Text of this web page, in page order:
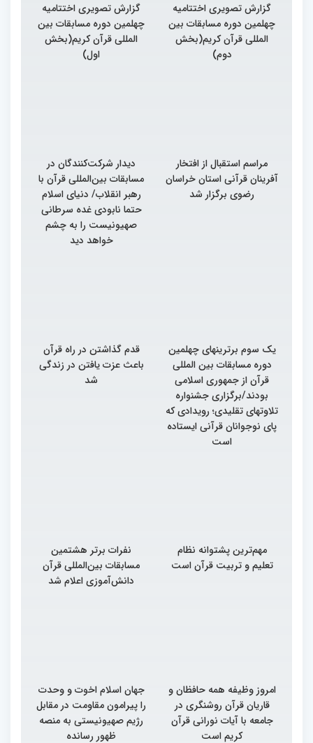
گزارش تصویری اختتامیه
چهلمین دوره مسابقات بین
المللی قرآن کریم(بخش
دوم)
گزارش تصویری اختتامیه
چهلمین دوره مسابقات بین
المللی قرآن کریم(بخش
اول)
مراسم استقبال از افتخار
آفرینان قرآنی استان خراسان
رضوی برگزار شد
دیدار شرکت‌کنندگان در
مسابقات بین‌المللی قرآن با
رهبر انقلاب/ دنیای اسلام
حتما نابودی غده سرطانی
صهیونیست را به چشم
خواهد دید
یک سوم برترینهای چهلمین
دوره مسابقات بین المللی
قرآن از جمهوری اسلامی
بودند/برگزاری جشنواره
تلاوتهای تقلیدی؛ رویدادی که
پای نوجوانان قرآنی ایستاده
است
قدم گذاشتن در راه قرآن
باعث عزت یافتن در زندگی
شد
مهم‌ترین پشتوانه نظام
تعلیم و تربیت قرآن است
نفرات برتر هشتمین
مسابقات بین‌المللی قرآن
دانش‌آموزی اعلام شد
امروز وظیفه همه حافظان و
قاریان قرآن روشنگری در
جامعه با آیات نورانی قرآن
کریم است
جهان اسلام اخوت و وحدت
را پیرامون مقاومت در مقابل
رژیم صهیونیستی به منصه
ظهور رسانده